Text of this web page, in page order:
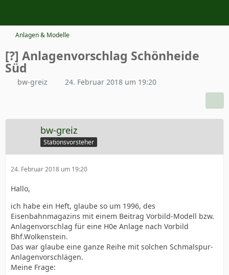
Anlagen & Modelle
[?] Anlagenvorschlag Schönheide
Süd
bw-greiz 24. Februar 2018 um 19:20
bw-greiz
Stationsvorsteher
24. Februar 2018 um 19:20
Hallo,
ich habe ein Heft, glaube so um 1996, des
Eisenbahnmagazins mit einem Beitrag Vorbild-Modell bzw.
Anlagenvorschlag für eine H0e Anlage nach Vorbild
Bhf.Wolkenstein.
Das war glaube eine ganze Reihe mit solchen Schmalspur-
Anlagenvorschlägen.
Meine Frage: